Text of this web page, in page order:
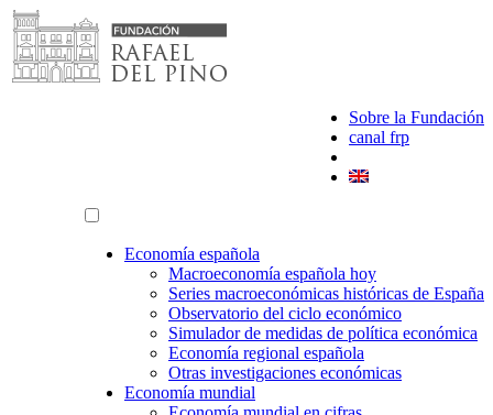
Saltar
al
contenido
Sobre la Fundación
canal frp
Economía española
Macroeconomía española hoy
Series macroeconómicas históricas de España
Observatorio del ciclo económico
Simulador de medidas de política económica
Economía regional española
Otras investigaciones económicas
Economía mundial